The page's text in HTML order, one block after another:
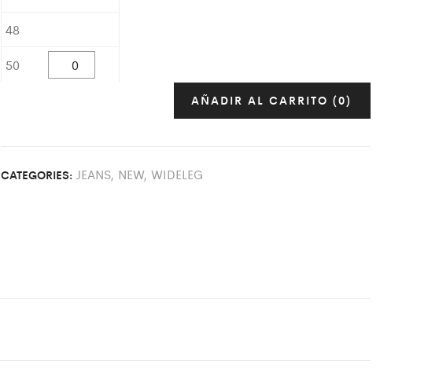
48
50
AÑADIR AL CARRITO (0)
CATEGORIES: JEANS, NEW, WIDELEG